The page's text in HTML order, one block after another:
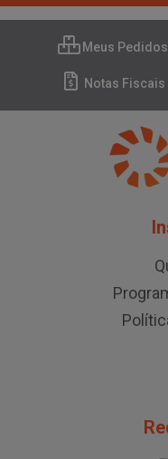
Meus Pedidos
Notas Fiscais